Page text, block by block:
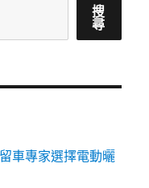
搜
尋
車專家選擇電動曬